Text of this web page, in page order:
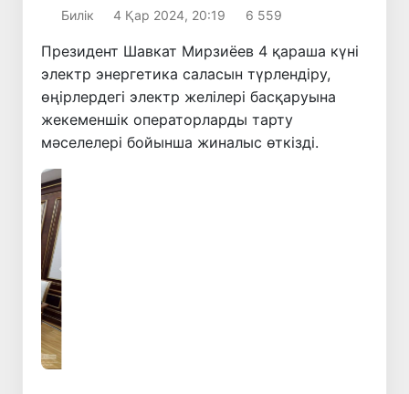
Билік 4 Қар 2024, 20:19 6 559
Президент Шавкат Мирзиёев 4 қараша күні
электр энергетика саласын түрлендіру,
өңірлердегі электр желілері басқаруына
жекеменшік операторларды тарту
мәселелері бойынша жиналыс өткізді.